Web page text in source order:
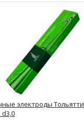
электроды Тольятти